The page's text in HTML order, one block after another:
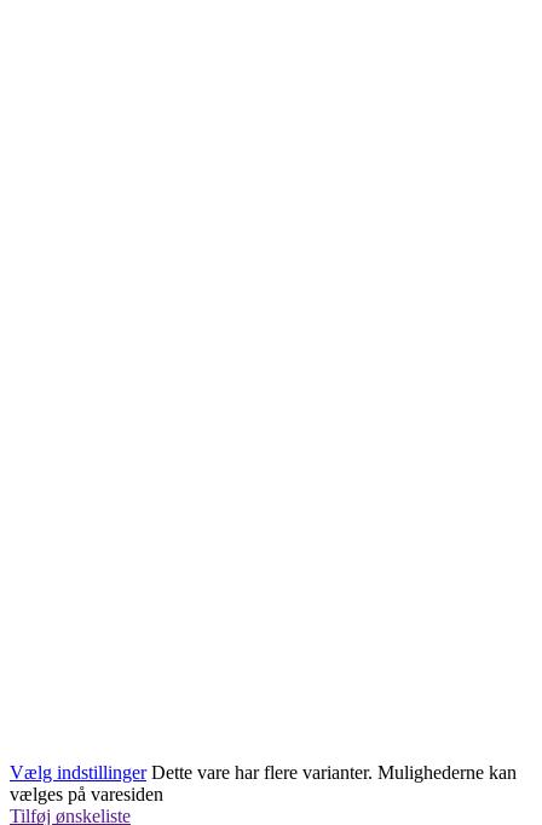
Vælg indstillinger Dette vare har flere varianter. Mulighederne kan
vælges på varesiden
Tilføj ønskeliste